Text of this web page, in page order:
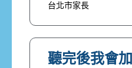
台北市家長
聽完後我會